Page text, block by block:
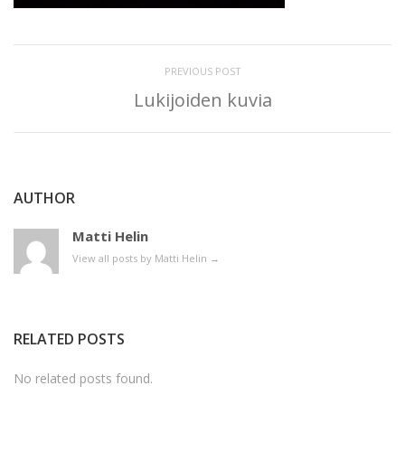
PREVIOUS POST
Lukijoiden kuvia
AUTHOR
Matti Helin
View all posts by Matti Helin →
RELATED POSTS
No related posts found.